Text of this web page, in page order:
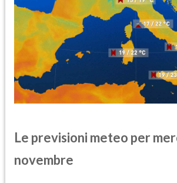
Le previsioni meteo per
novembre